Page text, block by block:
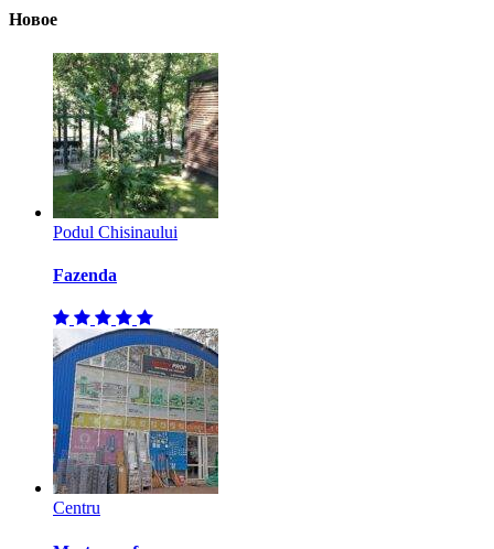
Новое
Podul Chisinaului
Fazenda
Centru